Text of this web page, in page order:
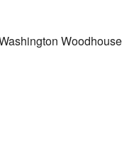
Woodhouse